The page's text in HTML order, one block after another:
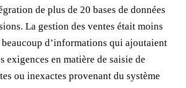
de plus de 20 bases de données
La gestion des ventes était moins
d’informations qui ajoutaient
exigences en matière de saisie de
ou inexactes provenant du système